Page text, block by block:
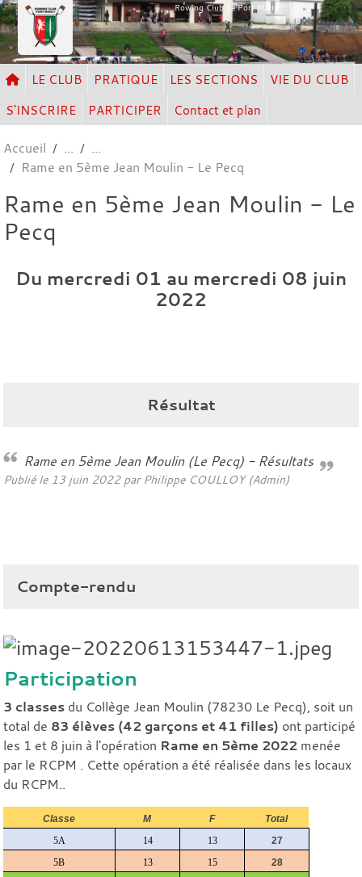
Rowing Club de Port Marly
LE CLUB PRATIQUE LES SECTIONS
VIE DU CLUB
S'INSCRIRE
PARTICIPER Contact et plan
Accueil
Rame en 5ème Jean Moulin - Le Pecq
Rame en 5ème Jean Moulin - Le
Pecq
Du mercredi 01 au mercredi 08 juin
2022
Résultat
Rame en 5ème Jean Moulin (Le Pecq) - Résultats
Publié le 13 juin 2022par Philippe COULLOY (Admin)
Compte-rendu
Participation
3 classes du Collège Jean Moulin (78230 Le Pecq), soit un
total de 83 élèves (42 garçons et 41 filles) ont participé
les 1 et 8 juin à l'opération Rame en 5ème 2022 menée
par le RCPM . Cette opération a été réalisée dans les locaux
du RCPM..
Classe M F
Total
5A
14 13
27
5B
13 15
28
Panneau de gestion des cookies